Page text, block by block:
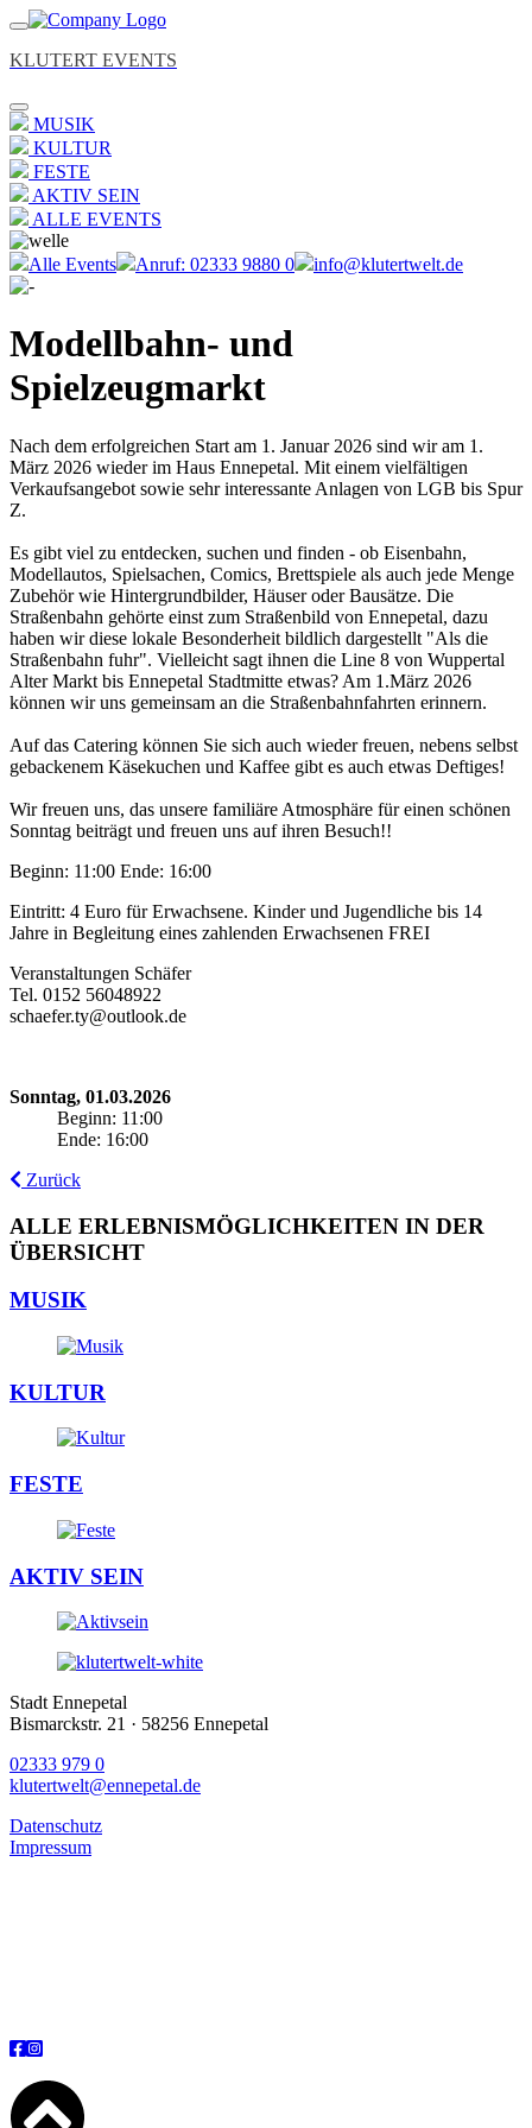
KLUTERT EVENTS
MUSIK
KULTUR
FESTE
AKTIV SEIN
ALLE EVENTS
Alle Events Anruf: 02333 9880 0 info@klutertwelt.de
Modellbahn- und
Spielzeugmarkt
Nach dem erfolgreichen Start am 1. Januar 2026 sind wir am 1.
März 2026 wieder im Haus Ennepetal. Mit einem vielfältigen
Verkaufsangebot sowie sehr interessante Anlagen von LGB bis Spur
Z.
Es gibt viel zu entdecken, suchen und finden - ob Eisenbahn,
Modellautos, Spielsachen, Comics, Brettspiele als auch jede Menge
Zubehör wie Hintergrundbilder, Häuser oder Bausätze. Die
Straßenbahn gehörte einst zum Straßenbild von Ennepetal, dazu
haben wir diese lokale Besonderheit bildlich dargestellt "Als die
Straßenbahn fuhr". Vielleicht sagt ihnen die Line 8 von Wuppertal
Alter Markt bis Ennepetal Stadtmitte etwas? Am 1.März 2026
können wir uns gemeinsam an die Straßenbahnfahrten erinnern.
Auf das Catering können Sie sich auch wieder freuen, nebens selbst
gebackenem Käsekuchen und Kaffee gibt es auch etwas Deftiges!
Wir freuen uns, das unsere familiäre Atmosphäre für einen schönen
Sonntag beiträgt und freuen uns auf ihren Besuch!!
Beginn: 11:00 Ende: 16:00
Eintritt: 4 Euro für Erwachsene. Kinder und Jugendliche bis 14
Jahre in Begleitung eines zahlenden Erwachsenen FREI
Veranstaltungen Schäfer
Tel. 0152 56048922
schaefer.ty@outlook.de
Sonntag, 01.03.2026
Beginn: 11:00
Ende: 16:00
Zurück
ALLE ERLEBNISMÖGLICHKEITEN IN DER
ÜBERSICHT
MUSIK
KULTUR
FESTE
AKTIV SEIN
Stadt Ennepetal
Bismarckstr. 21 · 58256 Ennepetal
02333 979 0
klutertwelt@ennepetal.de
Datenschutz
Impressum